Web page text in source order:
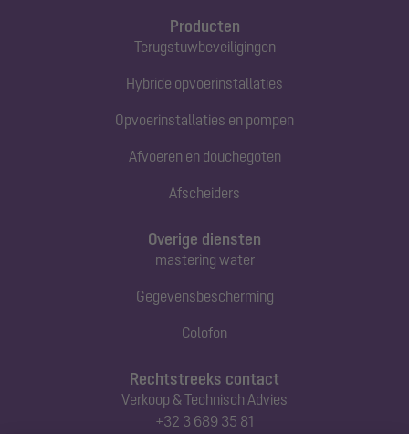
Producten
Terugstuwbeveiligingen
Hybride opvoerinstallaties
Opvoerinstallaties en pompen
Afvoeren en douchegoten
Afscheiders
Rechtstreeks contact
Verkoop & Technisch Advies
+32 3 689 35 81
Overige diensten
mastering water
Gegevensbescherming
Colofon